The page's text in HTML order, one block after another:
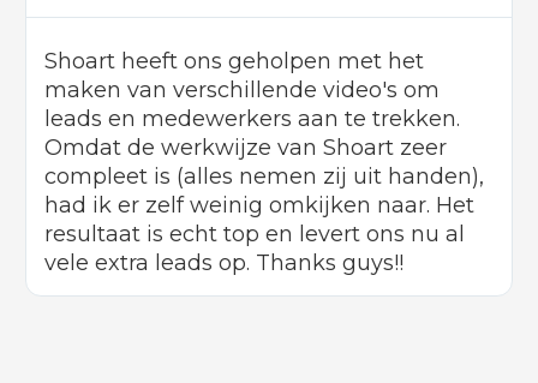
Shoart heeft ons geholpen met het
maken van verschillende video's om
leads en medewerkers aan te trekken.
Omdat de werkwijze van Shoart zeer
compleet is (alles nemen zij uit handen),
had ik er zelf weinig omkijken naar. Het
resultaat is echt top en levert ons nu al
vele extra leads op. Thanks guys!!